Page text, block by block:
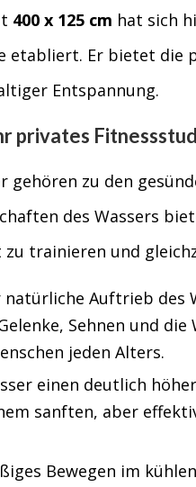
400 x 125 cm hat sich
etabliert. Er bietet die
Entspannung.
privates
gehören zu den
des Wassers
trainieren und
natürliche Auftrieb des
Sehnen und
jeden Alters.
einen deutlich
sanften, aber
Bewegen im